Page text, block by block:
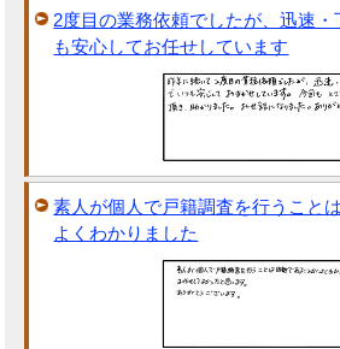
2度目の業務依頼でしたが、迅速
も安心してお任せしています
素人が個人で戸籍調査を行うこと
よくわかりました